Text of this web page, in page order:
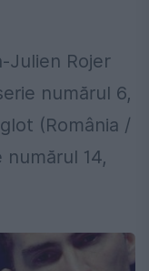
Julien Rojer
numărul 6,
(România /
14,